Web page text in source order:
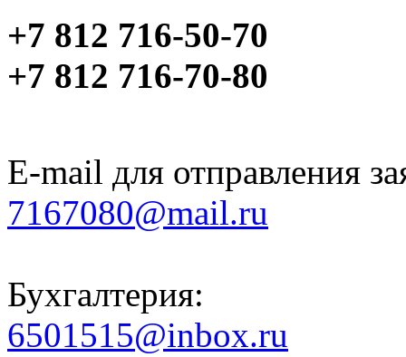
+7 812 716-50-70
+7 812 716-70-80
E-mail для отправления
7167080@mail.ru
Бухгалтерия:
6501515@inbox.ru